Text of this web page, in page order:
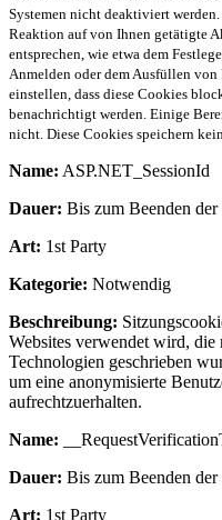
Systemen nicht deaktiviert
Reaktion auf von Ihnen getätigte
entsprechen, wie etwa dem
Anmelden oder dem Ausfüllen von
einstellen, dass diese Cookies
benachrichtigt werden. Einige
nicht. Diese Cookies speichern
Name: ASP.NET_SessionId
Dauer: Bis zum Beenden der
Art: 1st Party
Kategorie: Notwendig
Beschreibung:
Websites verwendet wird,
Technologien geschrieben
um eine anonymisierte
aufrechtzuerhalten.
Name:
Dauer: Bis zum Beenden der
Art: 1st Party